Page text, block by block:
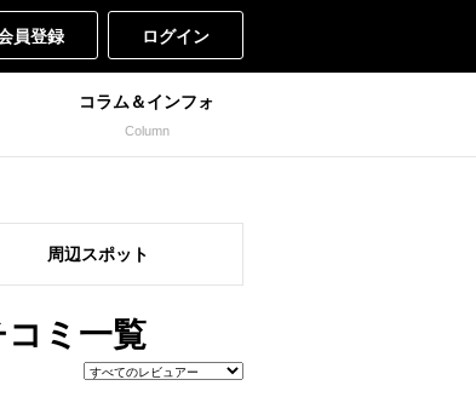
員登録 ログイン
コラム＆インフォ
Column
周辺 スポット
ミ一覧